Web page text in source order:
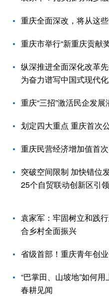
重庆全面深改，将从这
重庆市举行“新重庆贡献
纵深推进全面深化改革
为奋力谱写中国式现代
重庆“三招”激活民企发展
划定四大重点 重庆首次
重庆民营经济增加值首
突破空间限制 加快错位
25个自贸联动创新区引
袁家军：牢固树立和践
合乡村全面振兴
省级首部！重庆青年创
“巴掌田、山坡地”如何
春耕见闻